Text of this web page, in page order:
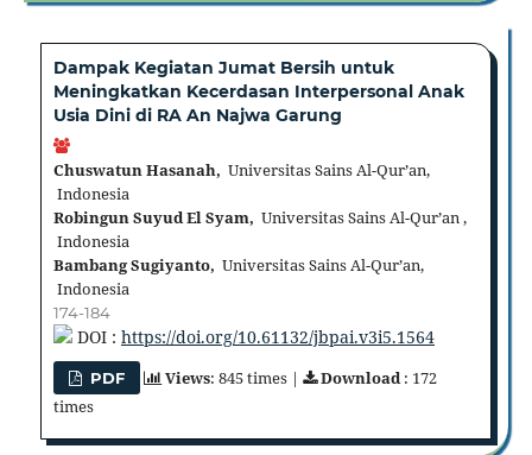
Dampak Kegiatan Jumat Bersih untuk
Meningkatkan Kecerdasan Interpersonal Anak
Usia Dini di RA An Najwa Garung
Chuswatun Hasanah, Universitas Sains Al-Qur’an,
Indonesia
Robingun Suyud El Syam, Universitas Sains Al-Qur’an ,
Indonesia
Bambang Sugiyanto, Universitas Sains Al-Qur’an,
Indonesia
174-184
DOI : https://doi.org/10.61132/jbpai.v3i5.1564
PDF Views: 845 times | Download: 172
times